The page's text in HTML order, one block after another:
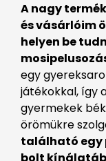
A nagy
és vásárlóim
helyen be
egy
játékokkal, így
gyermekek
örömükre
található egy